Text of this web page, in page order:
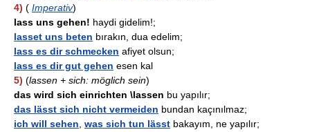
4) ( Imperativ)
lass uns gehen! haydi gidelim!;
lasset uns beten bırakın, dua edelim;
lass es dir schmecken afiyet olsun;
lass es dir gut gehen esen kal
5) (lassen + sich: möglich sein)
das wird sich einrichten \lassen bu yapılır;
das lässt sich nicht vermeiden bundan kaçınılmaz;
ich will sehen, was sich tun lässt bakayım, ne yapılır;